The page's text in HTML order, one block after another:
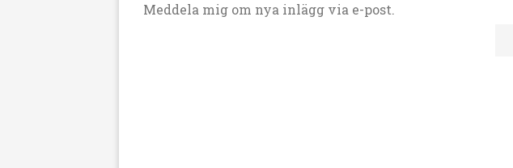
Meddela mig om nya inlägg via e-post.